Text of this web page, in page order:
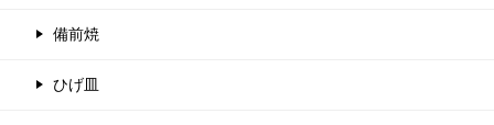
備前焼
ひげ皿